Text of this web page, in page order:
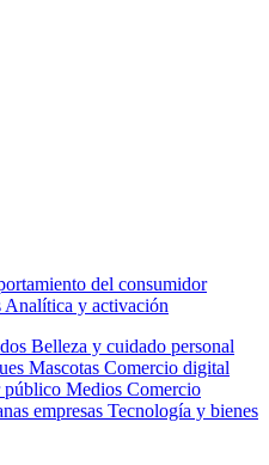
del consumidor
Analítica y activación
Belleza y cuidado personal
Mascotas Comercio digital
público Medios Comercio
empresas Tecnología y bienes